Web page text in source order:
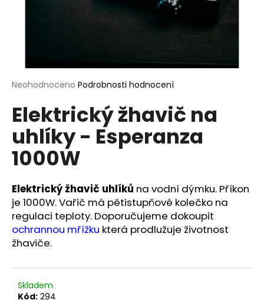
Průměrné
produktu
je
z
5
hvězdiček.
Neohodnoceno Podrobnosti hodnocení
Elektrický žhavič na
uhlíky - Esperanza
1000W
Elektrický žhavič uhlíků na vodní dýmku. Příkon
je 1000W. Vařič má pětistupňové kolečko na
regulaci teploty. Doporučujeme dokoupit
ochrannou mřížku která prodlužuje životnost
žhaviče.
Skladem
Kód: 294
HLEDAT
D
o
p
o
r
č
u